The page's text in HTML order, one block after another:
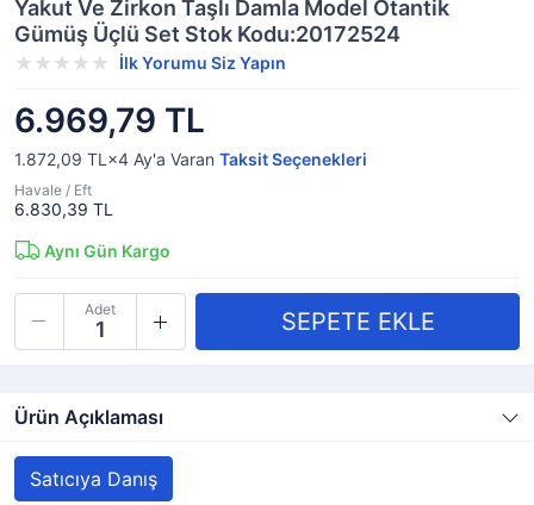
Yakut Ve Zirkon Taşlı Damla Model Otantik
Gümüş Üçlü Set Stok Kodu:20172524
İlk Yorumu Siz Yapın
6.969,79 TL
1.872,09 TL×4 Ay'a Varan Taksit Seçenekleri
Havale / Eft
6.830,39 TL
Aynı Gün Kargo
Adet
Ürün Açıklaması
Satıcıya Danış